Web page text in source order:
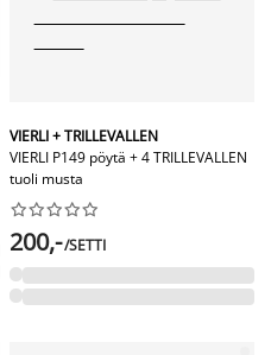
VIERLI + TRILLEVALLEN
VIERLI P149 pöytä + 4 TRILLEVALLEN
tuoli musta






200,-/SETTI